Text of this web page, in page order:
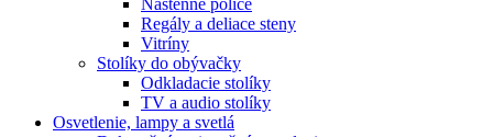
Regály a deliace steny
Vitríny
Stolíky do obývačky
Odkladacie stolíky
TV a audio stolíky
Osvetlenie, lampy a svetlá